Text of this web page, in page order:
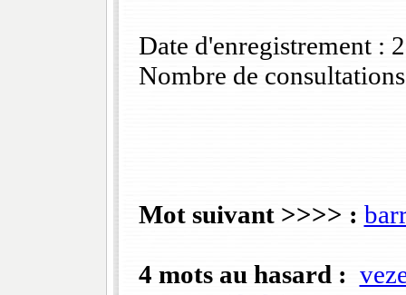
Date d'enregistrement :
Nombre de
Mot suivant >>>> :
4 mots au hasard :